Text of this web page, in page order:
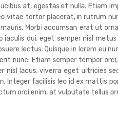
at, egestas et nulla. Etiam
vitae tortor placerat, in rutrum
Morbi accumsan erat ut
dui, eget semper nisl
lectus. Quisque in lorem eu
nunc. Etiam semper tempor
lacus, viverra eget ultricies
Integer facilisis leo id ex mattis
orci enim, at vulputate tellus